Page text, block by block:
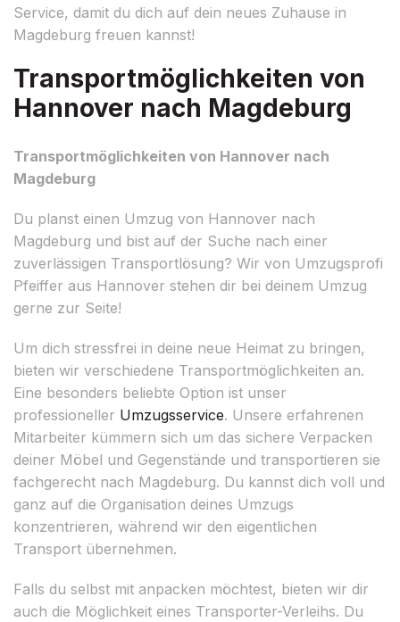
Service, damit du dich auf dein neues Zuhause in
Magdeburg freuen kannst!
Transportmöglichkeiten von
Hannover nach Magdeburg
Transportmöglichkeiten von Hannover nach
Magdeburg
Du planst einen Umzug von Hannover nach
Magdeburg und bist auf der Suche nach einer
zuverlässigen Transportlösung? Wir von Umzugsprofi
Pfeiffer aus Hannover stehen dir bei deinem Umzug
gerne zur Seite!
Um dich stressfrei in deine neue Heimat zu bringen,
bieten wir verschiedene Transportmöglichkeiten an.
Eine besonders beliebte Option ist unser
professioneller Umzugsservice. Unsere erfahrenen
Mitarbeiter kümmern sich um das sichere Verpacken
deiner Möbel und Gegenstände und transportieren sie
fachgerecht nach Magdeburg. Du kannst dich voll und
ganz auf die Organisation deines Umzugs
konzentrieren, während wir den eigentlichen
Transport übernehmen.
Falls du selbst mit anpacken möchtest, bieten wir dir
auch die Möglichkeit eines Transporter-Verleihs. Du